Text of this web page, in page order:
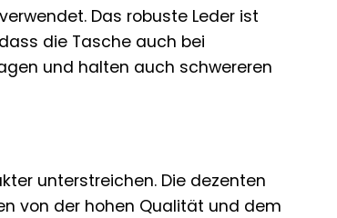
Das robuste Leder ist
die Tasche auch bei
und halten auch schwereren
unterstreichen. Die dezenten
von der hohen Qualität und dem